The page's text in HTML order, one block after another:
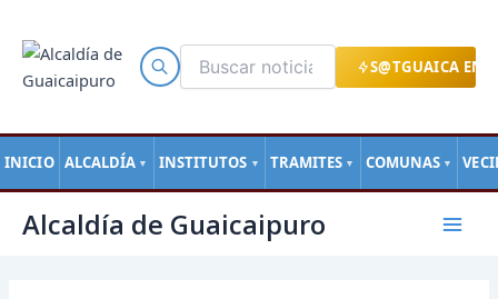
S@TGUAICA EN
INICIO ALCALDÍA ▼ INSTITUTOS ▼ TRAMITES ▼ COMUNAS ▼
contenido
Alcaldía de Guaicaipuro
Main
de